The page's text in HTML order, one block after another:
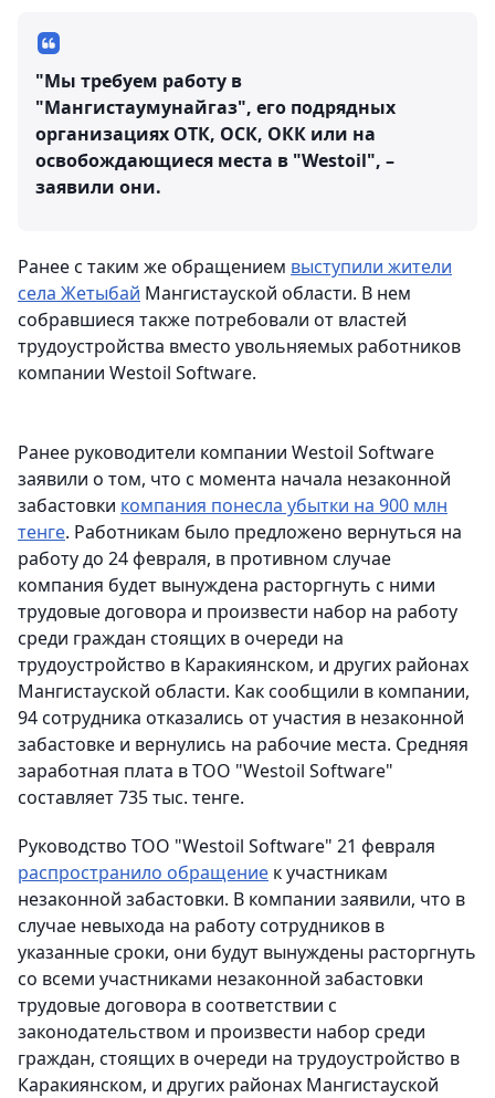
"Мы требуем работу в
"Мангистаумунайгаз", его подрядных
организациях ОТК, ОСК, ОКК или на
освобождающиеся места в "Westoil", –
заявили они.
Ранее с таким же обращением выступили жители
села Жетыбай Мангистауской области. В нем
собравшиеся также потребовали от властей
трудоустройства вместо увольняемых работников
компании Westoil Software.
Ранее руководители компании Westoil Software
заявили о том, что с момента начала незаконной
забастовки компания понесла убытки на 900 млн
тенге. Работникам было предложено вернуться на
работу до 24 февраля, в противном случае
компания будет вынуждена расторгнуть с ними
трудовые договора и произвести набор на работу
среди граждан стоящих в очереди на
трудоустройство в Каракиянском, и других районах
Мангистауской области. Как сообщили в компании,
94 сотрудника отказались от участия в незаконной
забастовке и вернулись на рабочие места. Средняя
заработная плата в ТОО "Westoil Software"
составляет 735 тыс. тенге.
Руководство ТОО "Westoil Software" 21 февраля
распространило обращение к участникам
незаконной забастовки. В компании заявили, что в
случае невыхода на работу сотрудников в
указанные сроки, они будут вынуждены расторгнуть
со всеми участниками незаконной забастовки
трудовые договора в соответствии с
законодательством и произвести набор среди
граждан, стоящих в очереди на трудоустройство в
Каракиянском, и других районах Мангистауской